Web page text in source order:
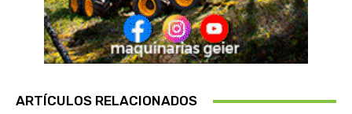
ARTÍCULOS RELACIONADOS